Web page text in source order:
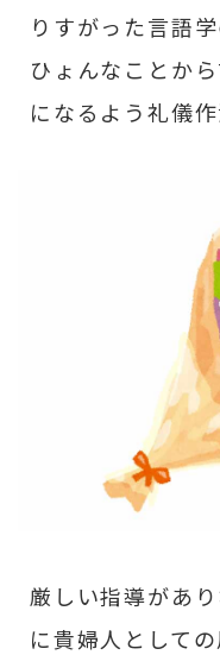
りすがった言語
ひょんなことか
になるよう礼儀
厳しい指導があ
に貴婦人として